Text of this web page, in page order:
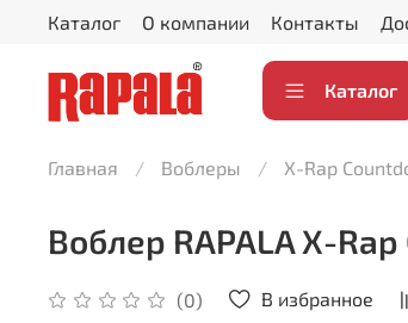
Каталог О компании Контакты
Каталог
Главная Воблеры X-Rap
Воблер RAPALA X-
(0) В избранное